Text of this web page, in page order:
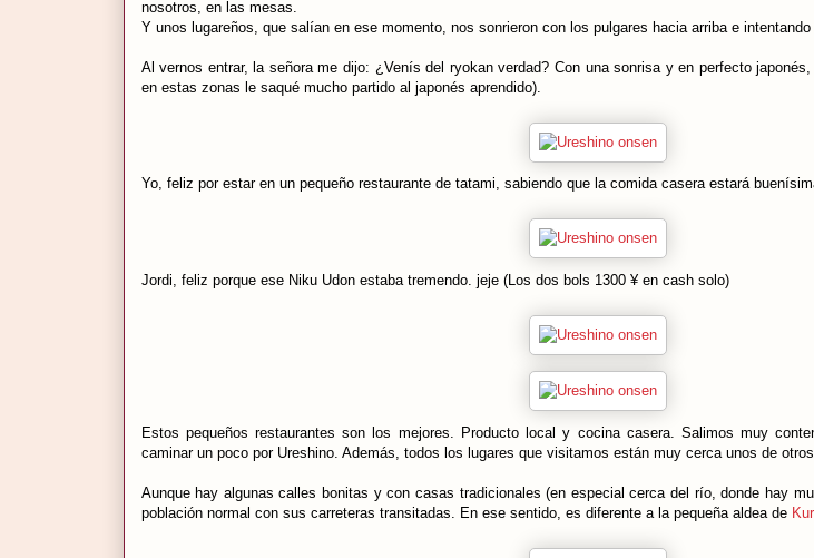
nosotros, en las mesas.
Y unos lugareños, que salían en ese momento, nos sonrieron con los pulgares hacia arriba e
Al vernos entrar, la señora me dijo: ¿Venís del ryokan verdad? Con una sonrisa y en perfecto
en estas zonas le saqué mucho partido al japonés aprendido).
Yo, feliz por estar en un pequeño restaurante de tatami, sabiendo que la comida casera estará
Jordi, feliz porque ese Niku Udon estaba tremendo. jeje (Los dos bols 1300 ¥ en cash solo)
Estos pequeños restaurantes son los mejores. Producto local y cocina casera. Salimos muy
caminar un poco por Ureshino. Además, todos los lugares que visitamos están muy cerca unos de
Aunque hay algunas calles bonitas y con casas tradicionales (en especial cerca del río, donde hay
población normal con sus carreteras transitadas. En ese sentido, es diferente a la pequeña aldea de